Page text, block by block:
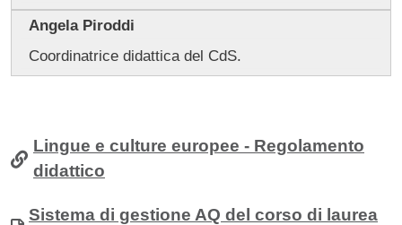
Angela Piroddi
Coordinatrice didattica del CdS.
Lingue e culture europee - Regolamento
didattico
Allegati
Documento
Sistema di gestione AQ del corso di laurea